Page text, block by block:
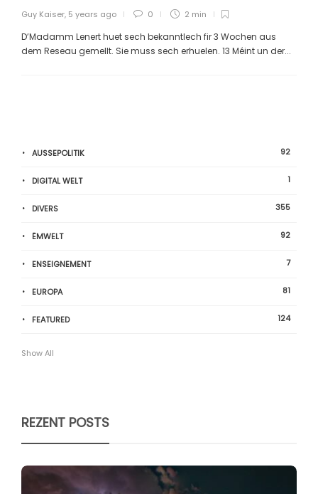
Guy Kaiser, 5 years ago 0 2 min
D’Madamm Lenert huet sech bekanntlech fir 3 Wochen aus
dem Reseau gemellt. Sie muss sech erhuelen. 13 Méint un der...
AUSSEPOLITIK 92
DIGITAL WELT 1
DIVERS 355
ËMWELT 92
ENSEIGNEMENT 7
EUROPA 81
FEATURED 124
Show All
REZENT POSTS